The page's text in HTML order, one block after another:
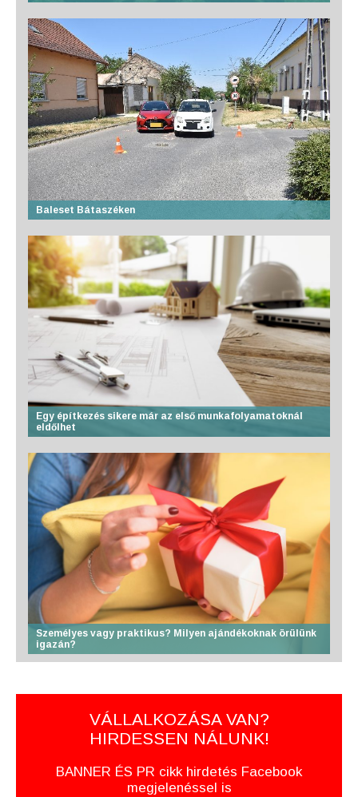
Baleset Bátaszéken
Egy építkezés sikere már az első munkafolyamatoknál
eldőlhet
Személyes vagy praktikus? Milyen ajándékoknak örülünk
igazán?
VÁLLALKOZÁSA VAN?
HIRDESSEN NÁLUNK!
BANNER ÉS PR cikk hirdetés Facebook
megjelenéssel is